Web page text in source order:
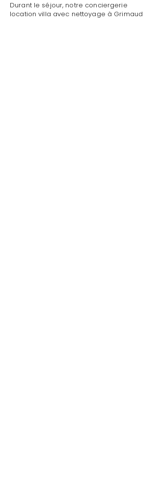
Durant le séjour, notre conciergerie
location villa avec nettoyage à Grimaud